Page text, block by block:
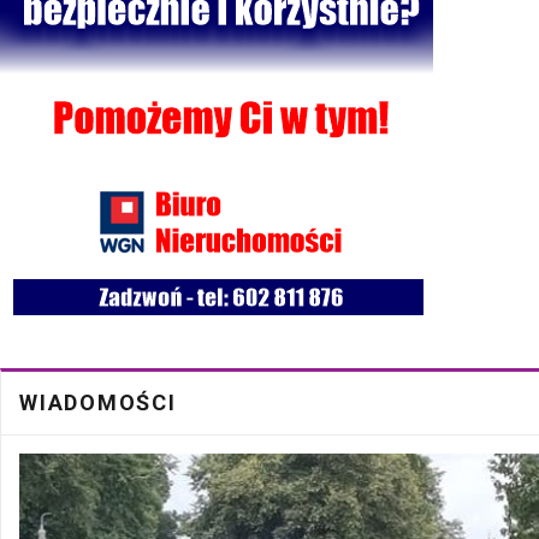
Bezpłatna mammografia w Cycowie
19 Cze
Walne Zgromadzenie w SM "Batory" już 19 czerwca w Łęcznej
WIADOMOŚCI